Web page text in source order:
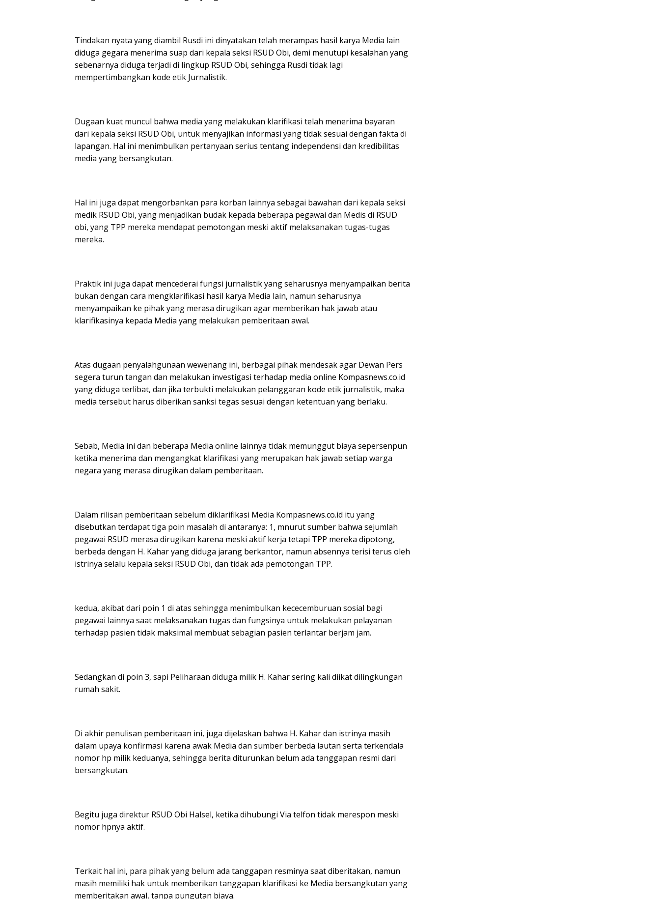
Tindakan nyata yang diambil Rusdi ini dinyatakan telah merampas hasil karya Media lain
diduga gegara menerima suap dari kepala seksi RSUD Obi, demi menutupi kesalahan yang
sebenarnya diduga terjadi di lingkup RSUD Obi, sehingga Rusdi tidak lagi
mempertimbangkan kode etik Jurnalistik.
Dugaan kuat muncul bahwa media yang melakukan klarifikasi telah menerima bayaran
dari kepala seksi RSUD Obi, untuk menyajikan informasi yang tidak sesuai dengan fakta di
lapangan. Hal ini menimbulkan pertanyaan serius tentang independensi dan kredibilitas
media yang bersangkutan.
Hal ini juga dapat mengorbankan para korban lainnya sebagai bawahan dari kepala seksi
medik RSUD Obi, yang menjadikan budak kepada beberapa pegawai dan Medis di RSUD
obi, yang TPP mereka mendapat pemotongan meski aktif melaksanakan tugas-tugas
mereka.
Praktik ini juga dapat mencederai fungsi jurnalistik yang seharusnya menyampaikan berita
bukan dengan cara mengklarifikasi hasil karya Media lain, namun seharusnya
menyampaikan ke pihak yang merasa dirugikan agar memberikan hak jawab atau
klarifikasinya kepada Media yang melakukan pemberitaan awal.
Atas dugaan penyalahgunaan wewenang ini, berbagai pihak mendesak agar Dewan Pers
segera turun tangan dan melakukan investigasi terhadap media online Kompasnews.co.id
yang diduga terlibat, dan jika terbukti melakukan pelanggaran kode etik jurnalistik, maka
media tersebut harus diberikan sanksi tegas sesuai dengan ketentuan yang berlaku.
Sebab, Media ini dan beberapa Media online lainnya tidak memunggut biaya sepersenpun
ketika menerima dan mengangkat klarifikasi yang merupakan hak jawab setiap warga
negara yang merasa dirugikan dalam pemberitaan.
Dalam rilisan pemberitaan sebelum diklarifikasi Media Kompasnews.co.id itu yang
disebutkan terdapat tiga poin masalah di antaranya: 1, mnurut sumber bahwa sejumlah
pegawai RSUD merasa dirugikan karena meski aktif kerja tetapi TPP mereka dipotong,
berbeda dengan H. Kahar yang diduga jarang berkantor, namun absennya terisi terus oleh
istrinya selalu kepala seksi RSUD Obi, dan tidak ada pemotongan TPP.
kedua, akibat dari poin 1 di atas sehingga menimbulkan kececemburuan sosial bagi
pegawai lainnya saat melaksanakan tugas dan fungsinya untuk melakukan pelayanan
terhadap pasien tidak maksimal membuat sebagian pasien terlantar berjam jam.
Sedangkan di poin 3, sapi Peliharaan diduga milik H. Kahar sering kali diikat dilingkungan
rumah sakit.
Di akhir penulisan pemberitaan ini, juga dijelaskan bahwa H. Kahar dan istrinya masih
dalam upaya konfirmasi karena awak Media dan sumber berbeda lautan serta terkendala
nomor hp milik keduanya, sehingga berita diturunkan belum ada tanggapan resmi dari
bersangkutan.
Begitu juga direktur RSUD Obi Halsel, ketika dihubungi Via telfon tidak merespon meski
nomor hpnya aktif.
Terkait hal ini, para pihak yang belum ada tanggapan resminya saat diberitakan, namun
masih memiliki hak untuk memberikan tanggapan klarifikasi ke Media bersangkutan yang
memberitakan awal, tanpa pungutan biaya.